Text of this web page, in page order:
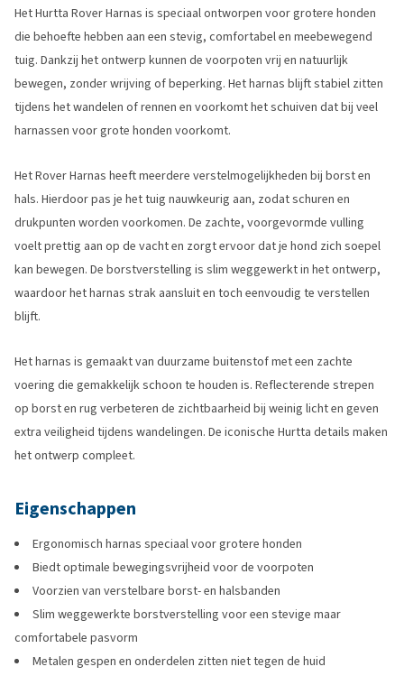
Het Hurtta Rover Harnas is speciaal ontworpen voor grotere honden
die behoefte hebben aan een stevig, comfortabel en meebewegend
tuig. Dankzij het ontwerp kunnen de voorpoten vrij en natuurlijk
bewegen, zonder wrijving of beperking. Het harnas blijft stabiel zitten
tijdens het wandelen of rennen en voorkomt het schuiven dat bij veel
harnassen voor grote honden voorkomt.
Het Rover Harnas heeft meerdere verstelmogelijkheden bij borst en
hals. Hierdoor pas je het tuig nauwkeurig aan, zodat schuren en
drukpunten worden voorkomen. De zachte, voorgevormde vulling
voelt prettig aan op de vacht en zorgt ervoor dat je hond zich soepel
kan bewegen. De borstverstelling is slim weggewerkt in het ontwerp,
waardoor het harnas strak aansluit en toch eenvoudig te verstellen
blijft.
Het harnas is gemaakt van duurzame buitenstof met een zachte
voering die gemakkelijk schoon te houden is. Reflecterende strepen
op borst en rug verbeteren de zichtbaarheid bij weinig licht en geven
extra veiligheid tijdens wandelingen. De iconische Hurtta details maken
het ontwerp compleet.
Eigenschappen
Ergonomisch harnas speciaal voor grotere honden
Biedt optimale bewegingsvrijheid voor de voorpoten
Voorzien van verstelbare borst- en halsbanden
Slim weggewerkte borstverstelling voor een stevige maar
comfortabele pasvorm
Metalen gespen en onderdelen zitten niet tegen de huid